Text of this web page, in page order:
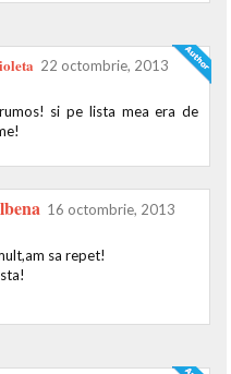
22 octombrie, 2013
si pe lista mea era de
16 octombrie, 2013
sa repet!